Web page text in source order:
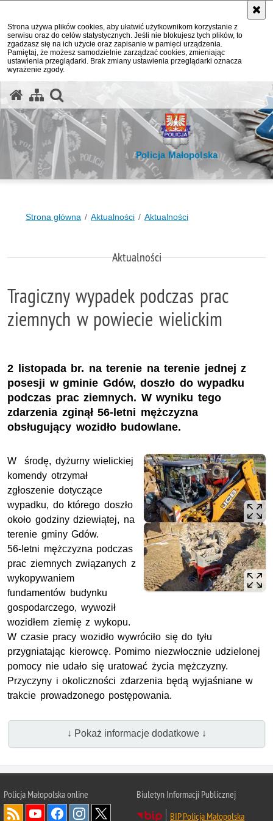
Strona używa plików cookies, aby ułatwić użytkownikom korzystanie z
serwisu oraz do celów statystycznych. Jeśli nie blokujesz tych plików, to
zgadzasz się na ich użycie oraz zapisanie w pamięci urządzenia.
Pamiętaj, że możesz samodzielnie zarządzać cookies, zmieniając
ustawienia przeglądarki. Brak zmiany ustawienia przeglądarki oznacza
wyrażenie zgody.
Policja Małopolska
Strona główna Aktualności Aktualności
Aktualności
Tragiczny wypadek podczas prac
ziemnych w powiecie wielickim
2 listopada br. na terenie na terenie jednej z
posesji w gminie Gdów, doszło do wypadku
podczas prac ziemnych. W wyniku tego
zdarzenia zginął 56-letni mężczyzna
obsługujący wozidło budowlane.
W środę, dyżurny wielickiej
komendy otrzymał
zgłoszenie dotyczące
wypadku, do którego doszło
około godziny dziewiątej, na
terenie gminy Gdów.
56-letni mężczyzna podczas
prac ziemnych związanych z
wykopywaniem
fundamentów budynku
gospodarczego, wywoził
wozidłem ziemię z wykopu.
W czasie pracy wozidło wywróciło się do tyłu
przygniatając kierowcę. Pomimo niezwłocznie udzielonej
pomocy nie udało się uratować życia mężczyzny.
Przyczyny i okoliczności zdarzenia będą wyjaśniane w
trakcie prowadzonego postępowania.
↓ Pokaż informacje dodatkowe ↓
Policja Małopolska online
Biuletyn Informacji Publicznej
BIP Policja Małopolska